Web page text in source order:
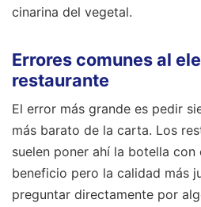
cinarina del vegetal.
Errores comunes al
restaurante
El error más grande es pedir
más barato de la carta. Los
suelen poner ahí la botella
beneficio pero la calidad más
preguntar directamente por